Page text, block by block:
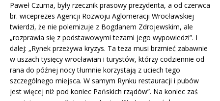
Paweł Czuma, były rzecznik prasowy prezydenta, a od czerwca
br. wiceprezes Agencji Rozwoju Aglomeracji Wrocławskiej
twierdzi, że nie polemizuje z Bogdanem Zdrojewskim, ale
„rozprawia się z podstawowymi tezami jego wypowiedzi”. I
dalej: „Rynek przeżywa kryzys. Ta teza musi brzmieć zabawnie
w uszach tysięcy wrocławian i turystów, którzy codziennie od
rana do późnej nocy tłumnie korzystają z uciech tego
szczególnego miejsca. W samym Rynku restauracji i pubów
jest więcej niż pod koniec Pańskich rządów”. Na koniec zaś